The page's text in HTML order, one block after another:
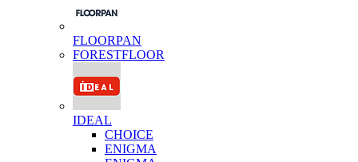
FLOORPAN
FORESTFLOOR
IDEAL
CHOICE
ENIGMA